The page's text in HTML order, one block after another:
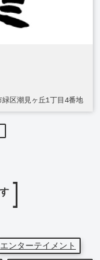
緑区潮見ヶ丘1丁目4番地
エンターテイメント